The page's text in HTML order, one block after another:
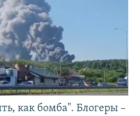
как бомба". Блогеры –